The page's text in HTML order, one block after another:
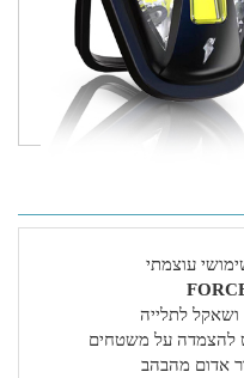
עוצמתי
ושאקל לתלייה
להצמדה על משטחים